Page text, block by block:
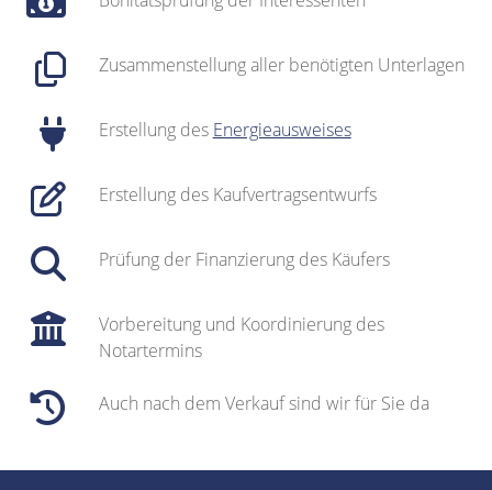
Zusammenstellung aller benötigten Unterlagen
Erstellung des Energieausweises
Erstellung des Kaufvertragsentwurfs
Prüfung der Finanzierung des Käufers
Vorbereitung und Koordinierung des
Notartermins
Auch nach dem Verkauf sind wir für Sie da